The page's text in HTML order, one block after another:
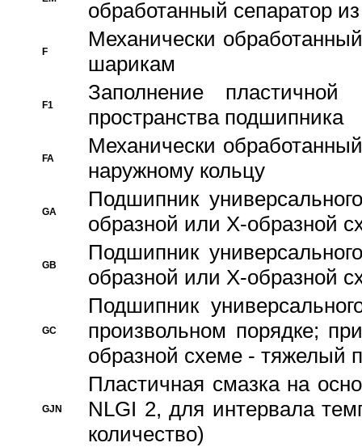
обработанный сепаратор
F
Механически
шарикам
F1
Заполнение
пространства подшипника
FA
Механически
наружному кольцу
GA
Подшипник
образной или Х-образной
GB
Подшипник
образной или Х-образной
GC
Подшипник
произвольном порядке;
образной схеме - тяжелый
GJN
Пластичная смазка на
NLGI 2, для интервала
количество)